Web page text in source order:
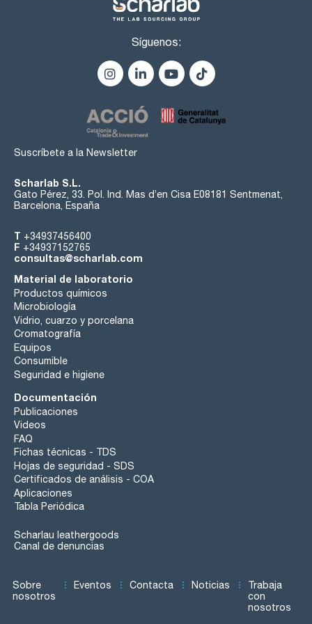
Síguenos:
Suscríbete a la Newsletter
Scharlab S.L.
Gato Pérez, 33. Pol. Ind. Mas d’en Cisa E08181 Sentmenat,
Barcelona, España
T +34937456400
F +34937152765
consultas@scharlab.com
Material de laboratorio
Productos químicos
Microbiología
Vidrio, cuarzo y porcelana
Cromatografía
Equipos
Consumible
Seguridad e higiene
Documentación
Publicaciones
Videos
FAQ
Fichas técnicas - TDS
Hojas de seguridad - SDS
Certificados de análisis - COA
Aplicaciones
Tabla Periódica
Scharlau leathergoods
Canal de denuncias
Sobre
nosotros
Eventos Contacta Noticias
Trabaja
con
nosotros